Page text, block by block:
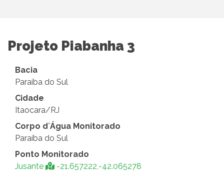
Projeto Piabanha 3
Bacia
Paraíba do Sul
Cidade
Itaocara/RJ
Corpo d´Água Monitorado
Paraíba do Sul
Ponto Monitorado
Jusante
-21.657222,-42.065278